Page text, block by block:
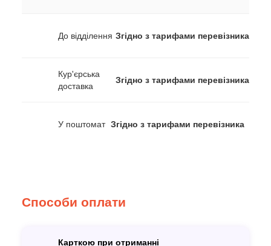
До відділення Згідно з тарифами перевізника
Кур'єрська
доставка
Згідно з тарифами перевізника
У поштомат Згідно з тарифами перевізника
Способи оплати
Карткою при отриманні